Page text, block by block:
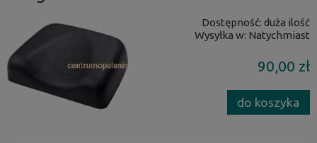
Dostępność: duża ilość
Wysyłka w: Natychmiast
90,00 zł
do koszyka